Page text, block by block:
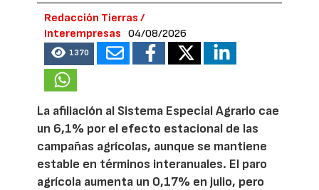
Redacción Tierras /
Interempresas
04/08/2026
1370
La afiliación al Sistema Especial Agrario cae
un 6,1% por el efecto estacional de las
campañas agrícolas, aunque se mantiene
estable en términos interanuales. El paro
agrícola aumenta un 0,17% en julio, pero